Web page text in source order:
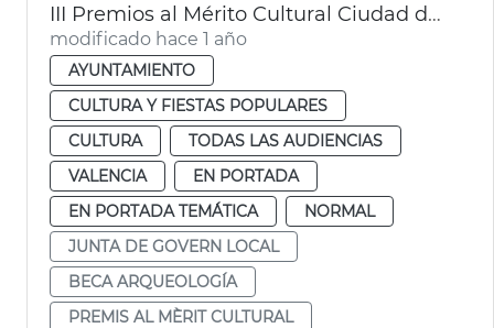
III Premios al Mérito Cultural Ciudad de València
modificado hace 1 año
AYUNTAMIENTO
CULTURA Y FIESTAS POPULARES
CULTURA
TODAS LAS AUDIENCIAS
VALENCIA
EN PORTADA
EN PORTADA TEMÁTICA
NORMAL
JUNTA DE GOVERN LOCAL
BECA ARQUEOLOGÍA
PREMIS AL MÈRIT CULTURAL